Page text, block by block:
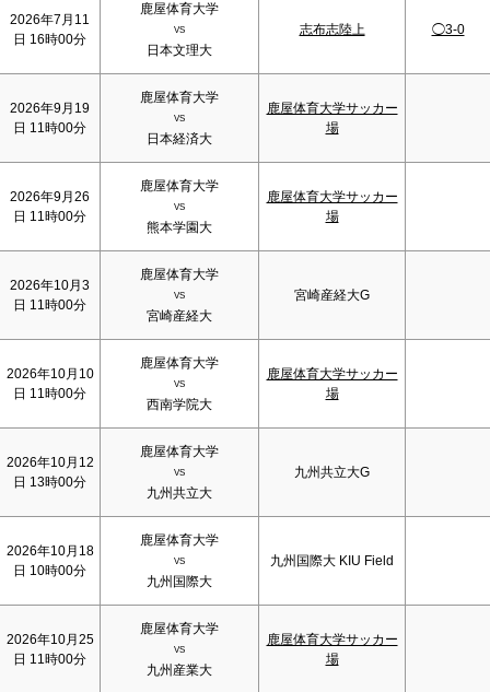
2026年7月11
日 16時00分
鹿屋体育大学
VS
日本文理大
志布志陸上 ◯3-0
2026年9月19
日 11時00分
鹿屋体育大学
VS
日本経済大
鹿屋体育大学サッカー
場
2026年9月26
日 11時00分
鹿屋体育大学
VS
熊本学園大
鹿屋体育大学サッカー
場
2026年10月3
日 11時00分
鹿屋体育大学
VS
宮崎産経大
宮崎産経大G
2026年10月10
日 11時00分
鹿屋体育大学
VS
西南学院大
鹿屋体育大学サッカー
場
2026年10月12
日 13時00分
鹿屋体育大学
VS
九州共立大
九州共立大G
2026年10月18
日 10時00分
鹿屋体育大学
VS
九州国際大
九州国際大 KIU Field
2026年10月25
日 11時00分
鹿屋体育大学
VS
九州産業大
鹿屋体育大学サッカー
場